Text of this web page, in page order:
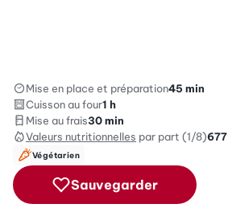
Mise en place et préparation45 min
Cuisson au four1 h
Mise au frais30 min
Valeurs nutritionnelles par part (1/8)677
Végétarien
Sauvegarder